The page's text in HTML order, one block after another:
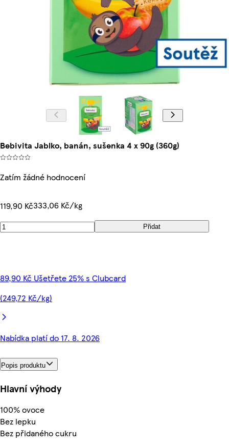
Bebivita Jablko, banán, sušenka 4 x 90g (360g)
Zatím žádné hodnocení
119,90 Kč333,06 Kč/kg
Přidat
89,90 Kč Ušetřete 25% s Clubcard
(249,72 Kč/kg)
Nabídka platí do 17. 8. 2026
Popis produktu
Hlavní výhody
100% ovoce
Bez lepku
Bez přidaného cukru